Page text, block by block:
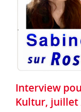
Interview
Kultur, juillet